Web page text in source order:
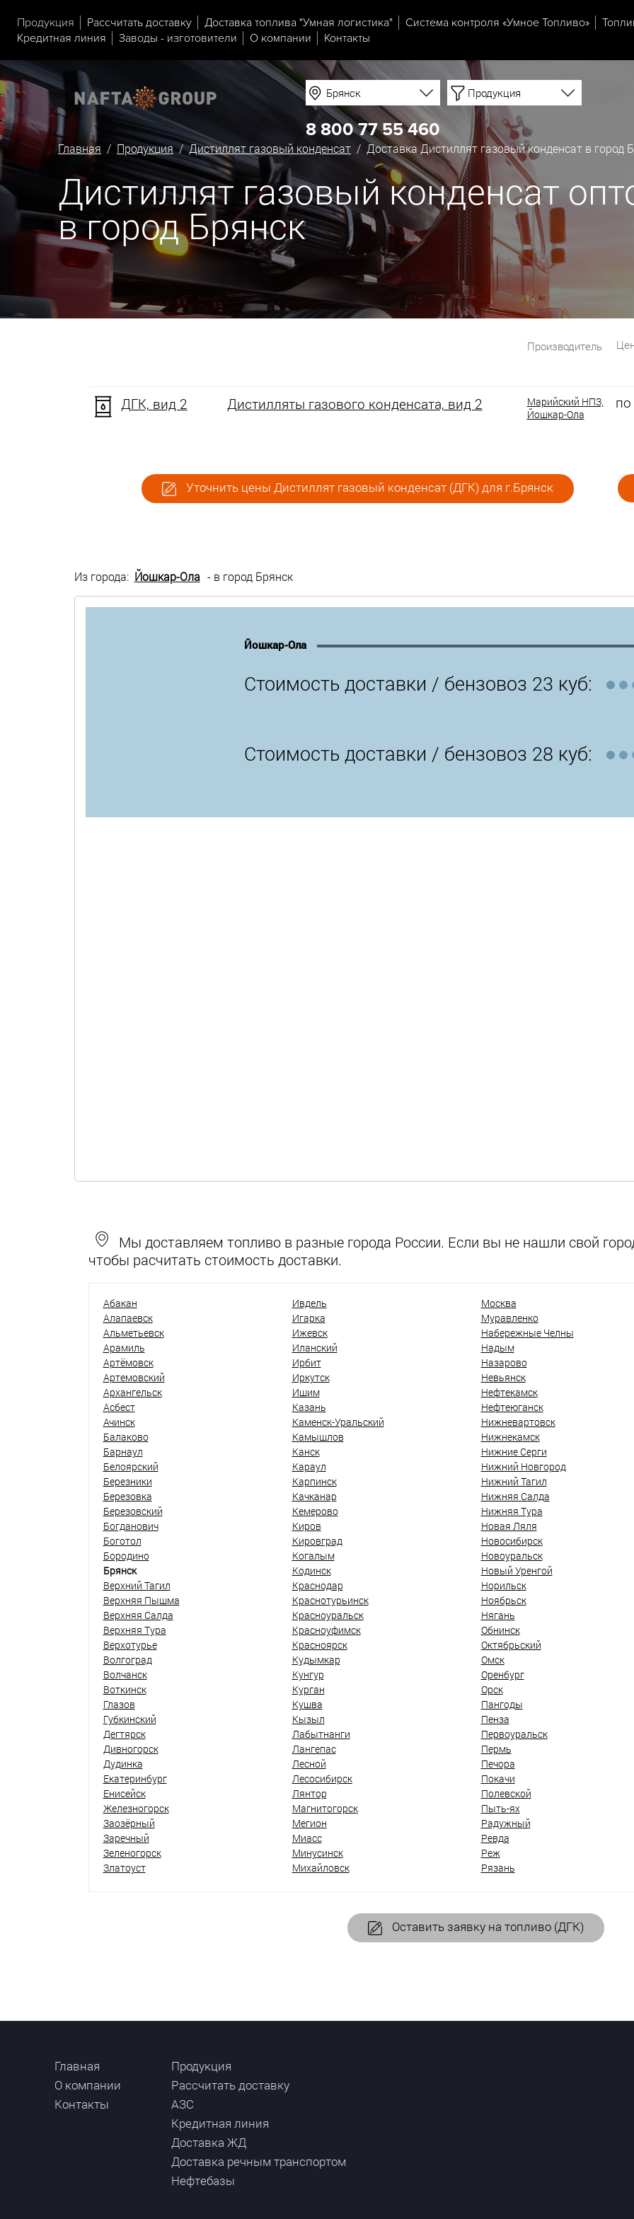
Продукция Рассчитать доставку Доставка топлива "Умная логистика" Система контроля «Умное Топливо»
Кредитная линия
Заводы - изготовители О компании Контакты
Брянск Продукция
8 800 77 55 460
Главная / Продукция/Дистиллят газовый конденсат / Доставка Дистиллят газовый конденсат в город
Дистиллят газовый конденсат
в город Брянск
Производитель
ДГК, вид 2 Дистилляты газового конденсата, вид 2
Марийский НПЗ,
Йошкар-Ола
Уточнить цены Дистиллят газовый конденсат (ДГК) для г.Брянск
Из города: Йошкар-Ола - в город Брянск
Йошкар-Ола
Стоимость доставки / бензовоз 23 куб:
Стоимость доставки / бензовоз 28 куб:
Мы доставляем топливо в разные города России. Если вы не нашли свой
чтобы расчитать стоимость доставки.
Абакан
Алапаевск
Альметьевск
Арамиль
Артёмовск
Артемовский
Архангельск
Асбест
Ачинск
Балаково
Барнаул
Белоярский
Березники
Березовка
Березовский
Богданович
Боготол
Бородино
Брянск
Верхний Тагил
Верхняя Пышма
Верхняя Салда
Верхняя Тура
Верхотурье
Волгоград
Волчанск
Воткинск
Глазов
Губкинский
Дегтярск
Дивногорск
Дудинка
Екатеринбург
Енисейск
Железногорск
Заозёрный
Заречный
Зеленогорск
Златоуст
Ивдель
Игарка
Ижевск
Иланский
Ирбит
Иркутск
Ишим
Казань
Каменск-Уральский
Камышлов
Канск
Караул
Карпинск
Качканар
Кемерово
Киров
Кировград
Когалым
Кодинск
Краснодар
Краснотурьинск
Красноуральск
Красноуфимск
Красноярск
Кудымкар
Кунгур
Курган
Кушва
Кызыл
Лабытнанги
Лангепас
Лесной
Лесосибирск
Лянтор
Магнитогорск
Мегион
Миасс
Минусинск
Михайловск
Москва
Муравленко
Набережные Челны
Надым
Назарово
Невьянск
Нефтекамск
Нефтеюганск
Нижневартовск
Нижнекамск
Нижние Серги
Нижний Новгород
Нижний Тагил
Нижняя Салда
Нижняя Тура
Новая Ляля
Новосибирск
Новоуральск
Новый Уренгой
Норильск
Ноябрьск
Нягань
Обнинск
Октябрьский
Омск
Оренбург
Орск
Пангоды
Пенза
Первоуральск
Пермь
Печора
Покачи
Полевской
Пыть-ях
Радужный
Ревда
Реж
Рязань
Оставить заявку на топливо (ДГК)
Главная
О компании
Контакты
Продукция
Рассчитать доставку
АЗС
Кредитная линия
Доставка ЖД
Доставка речным транспортом
Нефтебазы